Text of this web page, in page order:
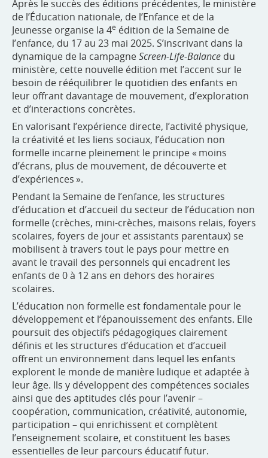
Après le succès des éditions précédentes, le ministère
de l’Éducation nationale, de l’Enfance et de la
Jeunesse organise la 4e édition de la Semaine de
l’enfance, du 17 au 23 mai 2025. S’inscrivant dans la
dynamique de la campagneScreen-Life-Balance du
ministère, cette nouvelle édition met l’accent sur le
besoin de rééquilibrer le quotidien des enfants en
leur offrant davantage de mouvement, d’exploration
et d’interactions concrètes.
En valorisant l’expérience directe, l’activité physique,
la créativité et les liens sociaux, l’éducation non
formelle incarne pleinement le principe « moins
d’écrans, plus de mouvement, de découverte et
d’expériences ».
Pendant la Semaine de l’enfance, les structures
d’éducation et d’accueil du secteur de l’éducation non
formelle (crèches, mini-crèches, maisons relais, foyers
scolaires, foyers de jour et assistants parentaux) se
mobilisent à travers tout le pays pour mettre en
avant le travail des personnels qui encadrent les
enfants de 0 à 12 ans en dehors des horaires
scolaires.
L’éducation non formelle est fondamentale pour le
développement et l’épanouissement des enfants. Elle
poursuit des objectifs pédagogiques clairement
définis et les structures d’éducation et d’accueil
offrent un environnement dans lequel les enfants
explorent le monde de manière ludique et adaptée à
leur âge. Ils y développent des compétences sociales
ainsi que des aptitudes clés pour l’avenir –
coopération, communication, créativité, autonomie,
participation – qui enrichissent et complètent
l’enseignement scolaire, et constituent les bases
essentielles de leur parcours éducatif futur.